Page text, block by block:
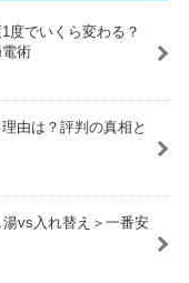
度でいくら変わる？
術
由は？評判の真相と
vs入れ替え＞一番安